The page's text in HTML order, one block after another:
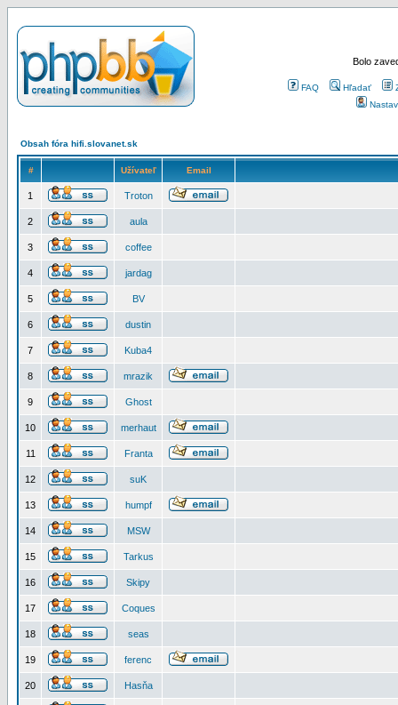
Bolo
FAQ Hľadať
Obsah fóra hifi.slovanet.sk
# Užívateľ Email
1 Troton
2 aula
3 coffee
4 jardag
5 BV
6 dustin
7 Kuba4
8 mrazik
9 Ghost
10 merhaut
11 Franta
12 suK
13 humpf
14 MSW
15 Tarkus
16 Skipy
17 Coques
18 seas
19 ferenc
20 Hasňa